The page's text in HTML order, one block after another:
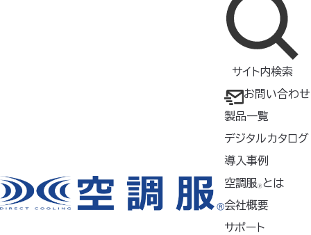
サイト内検索
お問い合わせ
製品一覧
デジタルカタログ
導入事例
空調服🄬 とは
会社概要
サポート
ベスト
▸ JIS T8118 帯電防止規格適
農業・林業
物流業